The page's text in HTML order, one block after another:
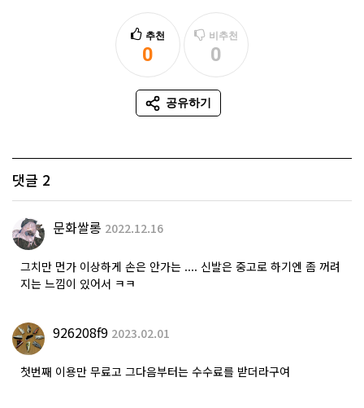
추천
0
추천
비추천
0
비추천
공유하기
SNS 공유
댓글 2
문화쌀롱 2022.12.16
그치만 먼가 이상하게 손은 안가는 .... 신발은 중고로 하기엔 좀 꺼려
지는 느낌이 있어서 ㅋㅋ
926208f9 2023.02.01
첫번째 이용만 무료고 그다음부터는 수수료를 받더라구여